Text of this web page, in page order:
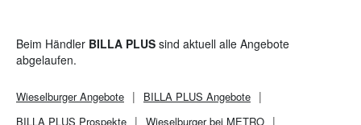
Beim Händler BILLA PLUS sind aktuell alle Angebote
abgelaufen.
WieselburgerAngebote BILLA PLUS Angebote
BILLA PLUS Prospekte
Wieselburger bei METRO